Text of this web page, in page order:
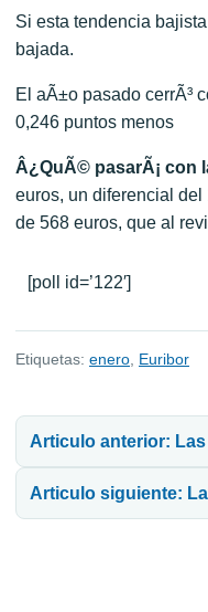
Si esta tendencia
bajada.
El aÃ±o pasado cerrÃ³
0,246 puntos menos
Â¿QuÃ© pasarÃ¡ con
euros, un diferencial del
de 568 euros, que al
[poll id=’122′]
Etiquetas: enero Euribor
Articulo anterior:
Articulo siguiente: